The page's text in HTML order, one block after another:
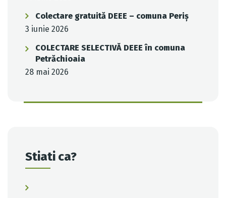
Colectare gratuită DEEE – comuna Periș
3 iunie 2026
COLECTARE SELECTIVĂ DEEE în comuna
Petrăchioaia
28 mai 2026
Stiati ca?